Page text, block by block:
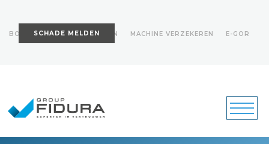
BOUWPROJECT VERZEKEREN MACHINE VERZEKEREN E-GOR
SCHADE MELDEN